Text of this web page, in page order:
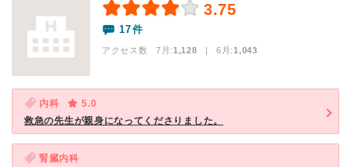
3.75
17件
アクセス数 7月:1,128 | 6月:1,043
内科
5.0
救急の先生が親身になってくださりました。
腎臓内科